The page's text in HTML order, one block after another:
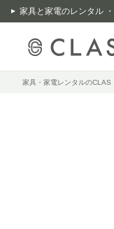
家具と家電のレンタル
家具・家電レンタルのCLAS